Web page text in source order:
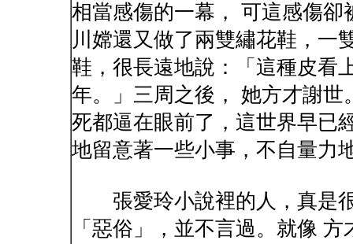
相當感傷的一幕， 可這感傷
川嫦還又做了兩雙繡花鞋，一
鞋，很長遠地說：「這種皮看
年。」三周之後， 她方才謝
死都逼在眼前了，這世界早已
地留意著一些小事，不自量力
張愛玲小說裡的人，真是
「惡俗」，並不言過。就像